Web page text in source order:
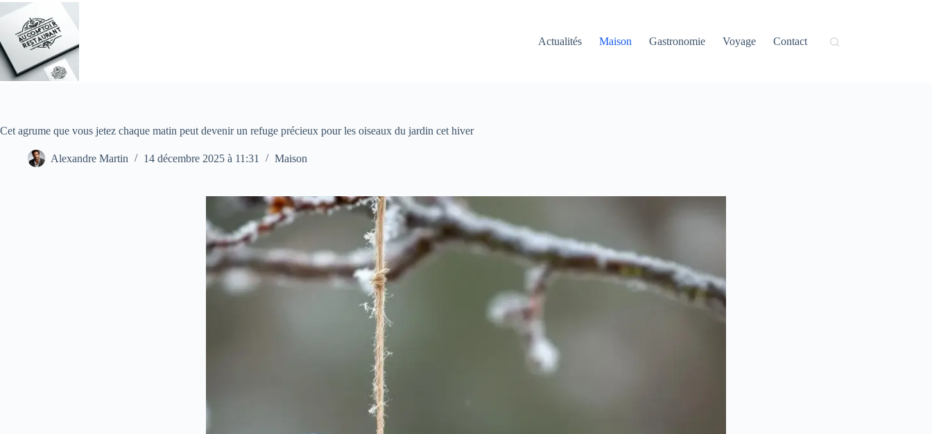
Passer
contenu
Actualités
Maison Gastronomie Voyage Contact
Cet agrume que vous jetez chaque matin peut devenir un refuge précieux pour les oiseaux du jardin cet hiver
Alexandre Martin 14 décembre 2025 à 11:31 Maison